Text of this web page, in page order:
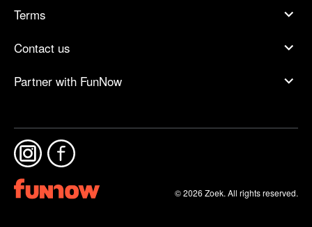
Terms
Contact us
Partner with FunNow
© 2026 Zoek. All rights reserved.